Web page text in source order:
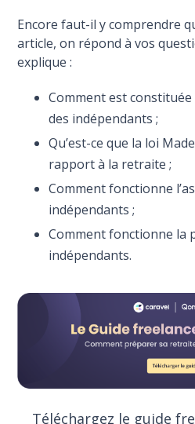
Encore faut-il y comprendre
article, on répond à vos
explique :
Comment est
des indépendants ;
Qu’est-ce que la loi
rapport à la retraite ;
Comment fonctionne
indépendants ;
Comment fonctionne la
indépendants.
Téléchargez le guide